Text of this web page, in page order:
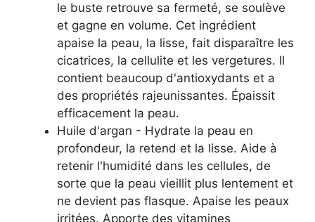
le buste retrouve sa fermeté, se soulève
et gagne en volume. Cet ingrédient
apaise la peau, la lisse, fait disparaître les
cicatrices, la cellulite et les vergetures. Il
contient beaucoup d'antioxydants et a
des propriétés rajeunissantes. Épaissit
efficacement la peau.
Huile d'argan - Hydrate la peau en
profondeur, la retend et la lisse. Aide à
retenir l'humidité dans les cellules, de
sorte que la peau vieillit plus lentement et
ne devient pas flasque. Apaise les peaux
irritées. Apporte des vitamines